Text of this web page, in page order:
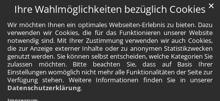
Ihre Wahlmöglichkeiten bezüglich Cookies
Wir möchten Ihnen ein optimales Webseiten-Erlebnis zu bieten. Dazu
verwenden wir Cookies, die für das Funktionieren unserer Website
notwendig sind. Mit Ihrer Zustimmung verwenden wir auch Cookies,
die zur Anzeige externer Inhalte oder zu anonymen Statistikzwecken
genutzt werden. Sie können selbst entscheiden, welche Kategorien Sie
zulassen möchten. Bitte beachten Sie, dass auf Basis Ihrer
Einstellungen womöglich nicht mehr alle Funktionalitäten der Seite zur
Verfügung stehen. Weitere Informationen finden Sie in unserer
Datenschutzerklärung.
✕